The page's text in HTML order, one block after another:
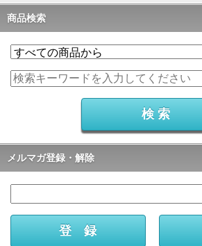
商品検索
メルマガ登録・解除